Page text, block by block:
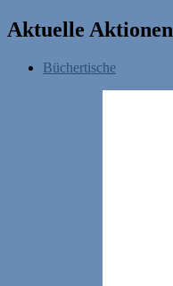
Aktuelle Aktionen
Büchertische